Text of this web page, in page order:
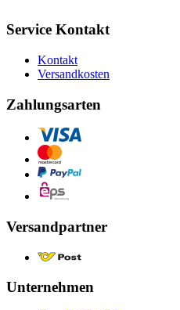
Service Kontakt
Kontakt
Versandkosten
Zahlungsarten
Versandpartner
Unternehmen